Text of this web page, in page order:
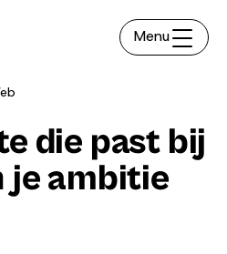
Menu
die past bij
je ambitie